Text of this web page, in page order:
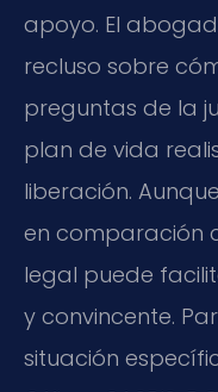
apoyo. El
recluso sobre
preguntas de la
plan de vida
liberación.
en comparación
legal puede
y convincente.
situación